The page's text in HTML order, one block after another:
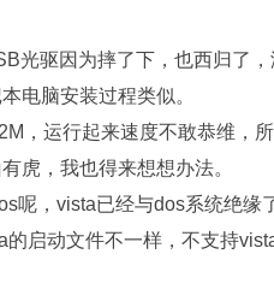
光驱因为摔了下，也西归了
电脑安装过程类似。
，运行起来速度不敢恭维，
虎，我也得来想想办法。
呢，vista已经与dos系统绝缘
启动文件不一样，不支持